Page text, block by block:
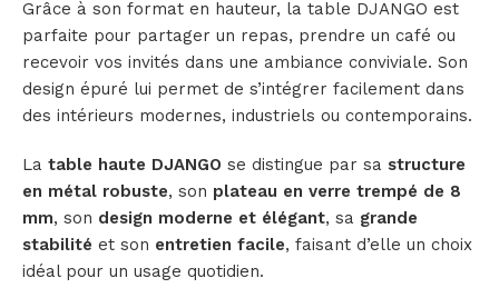
Grâce à son format en hauteur, la table DJANGO est
parfaite pour partager un repas, prendre un café ou
recevoir vos invités dans une ambiance conviviale. Son
design épuré lui permet de s’intégrer facilement dans
des intérieurs modernes, industriels ou contemporains.
La table haute DJANGO se distingue par sa structure
en métal robuste, son plateau en verre trempé de 8
mm, son design moderne et élégant, sa grande
stabilité et son entretien facile, faisant d’elle un choix
idéal pour un usage quotidien.